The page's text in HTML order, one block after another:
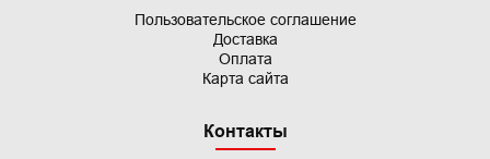
Пользовательскоесоглашение
Доставка
Оплата
Карта сайта
Контакты